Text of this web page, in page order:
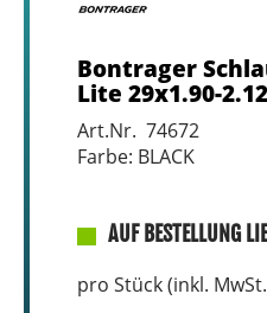
Bontrager
Lite 29x1.90-
Art.Nr. 74672
Farbe: BLACK
AUF BESTELLUNG
pro Stück (inkl.